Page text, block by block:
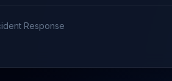
Response